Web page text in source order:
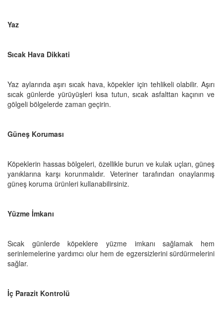
Yaz
Sıcak Hava Dikkati
Yaz aylarında aşırı sıcak hava, köpekler için tehlikeli olabilir. Aşırı
sıcak günlerde yürüyüşleri kısa tutun, sıcak asfalttan kaçının ve
gölgeli bölgelerde zaman geçirin.
Güneş Koruması
Köpeklerin hassas bölgeleri, özellikle burun ve kulak uçları, güneş
yanıklarına karşı korunmalıdır. Veteriner tarafından onaylanmış
güneş koruma ürünleri kullanabilirsiniz.
Yüzme İmkanı
Sıcak günlerde köpeklere yüzme imkanı sağlamak hem
serinlemelerine yardımcı olur hem de egzersizlerini sürdürmelerini
sağlar.
İç Parazit Kontrolü